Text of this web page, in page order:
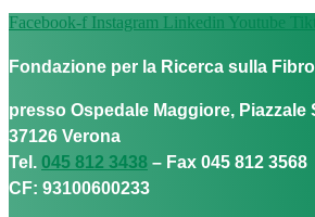
Facebook-f Instagram Linkedin Youtube
Fondazione per la Ricerca sulla
presso Ospedale Maggiore, Piazzale
37126 Verona
Tel. 045 812 3438 – Fax 045 812 3568
CF: 93100600233